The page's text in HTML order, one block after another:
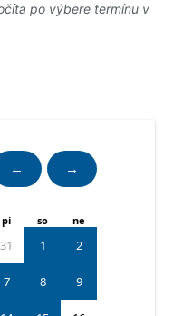
po výbere termínu v
← →
pi so ne
31 1 2
7 8 9